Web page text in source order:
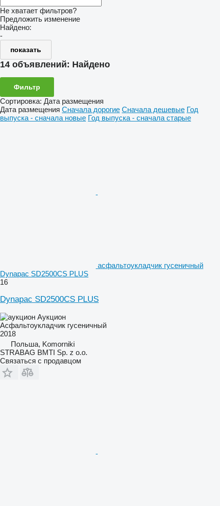
Не хватает фильтров?
Предложить изменение
Найдено:
-
показать
14 объявлений: Найдено
Фильтр
Сортировка: Дата размещения
Дата размещения Сначала дорогие Сначала дешевые Год
выпуска - сначала новые Год выпуска - сначала старые
асфальтоукладчик гусеничный
Dynapac SD2500CS PLUS
16
Dynapac SD2500CS PLUS
Аукцион
Асфальтоукладчик гусеничный
2018
Польша, Komorniki
STRABAG BMTI Sp. z o.o.
Связаться с продавцом